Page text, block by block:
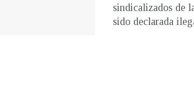
sindicalizados de
sido declarada